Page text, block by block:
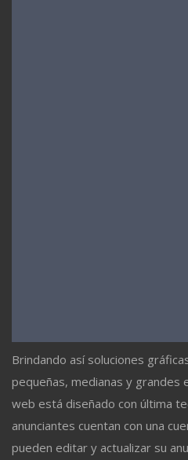
Brindando así soluciones
pequeñas, medianas y
web está diseñado con última
anunciantes cuentan con una
pueden editar y actualizar su